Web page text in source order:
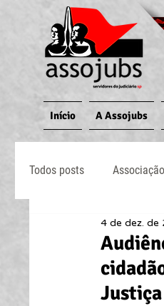
Início A Assojubs
Todos posts Associação
Jornal O Processo
4 de dez. de